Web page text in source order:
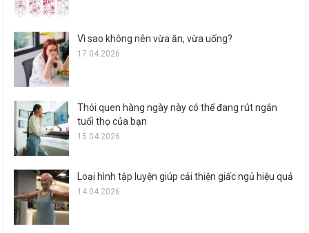
Vì sao không nên vừa ăn, vừa uống?
17.04.2026
Thói quen hàng ngày này có thể đang rút ngắn
tuổi thọ của bạn
15.04.2026
Loại hình tập luyện giúp cải thiện giấc ngủ hiệu quả
14.04.2026